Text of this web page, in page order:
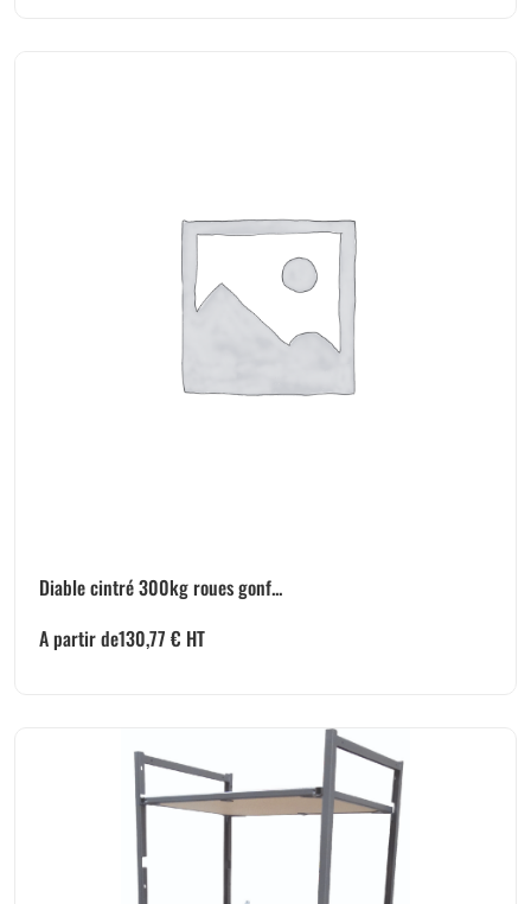
Diable cintré 300kg roues gonf...
A partir de130,77 € HT